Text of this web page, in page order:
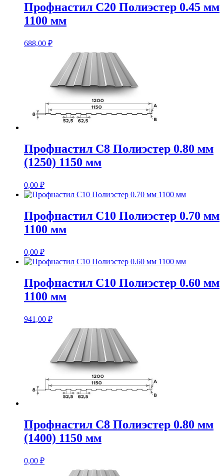
Профнастил С20 Полиэстер 0.45 мм
1100 мм
688,00 ₽
Профнастил С8 Полиэстер 0.80 мм
(1250) 1150 мм
0,00 ₽
Профнастил С10 Полиэстер 0.70 мм
1100 мм
0,00 ₽
Профнастил С10 Полиэстер 0.60 мм
1100 мм
941,00 ₽
Профнастил С8 Полиэстер 0.80 мм
(1400) 1150 мм
0,00 ₽